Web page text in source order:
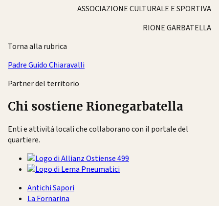
ASSOCIAZIONE CULTURALE E SPORTIVA
RIONE GARBATELLA
Torna alla rubrica
Padre Guido Chiaravalli
Partner del territorio
Chi sostiene Rionegarbatella
Enti e attività locali che collaborano con il portale del
quartiere.
Antichi Sapori
La Fornarina